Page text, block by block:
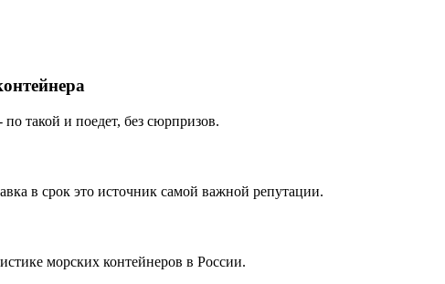
такой и поедет, без сюрпризов.
в срок это источник самой важной репутации.
морских контейнеров в России.